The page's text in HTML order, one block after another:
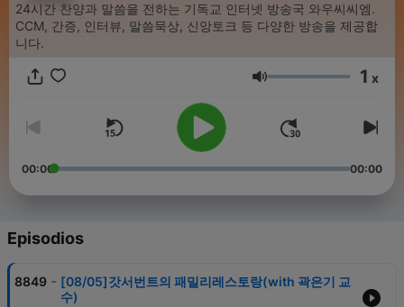
24시간 찬양과 말씀을 전하는 기독교 인터넷 방송국 와우씨씨엠.
CCM, 간증, 인터뷰, 말씀묵상, 신앙토크 등 다양한 방송을 제공합
니다.
Volumen 1 x
00:00 00:00
Episodios
8849 - [08/05]갓서번트의 패밀리레스토랑(with 곽은기 교
수)